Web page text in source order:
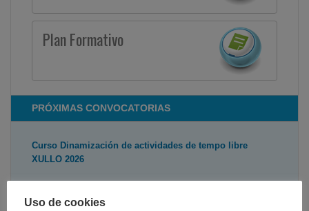
Plan Formativo
PRÓXIMAS CONVOCATORIAS
Curso Dinamización de actividades de tempo libre
XULLO 2026
PROFESIONALIDADE O curso de (SSCB0209)...
Uso de cookies